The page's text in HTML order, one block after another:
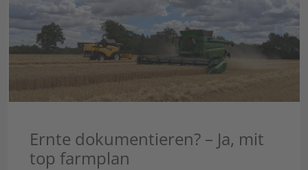
Ernte dokumentieren? – Ja, mit
top farmplan